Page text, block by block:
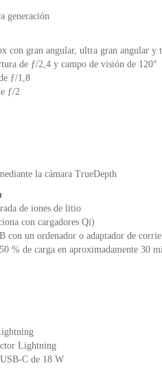
generación
con gran angular, ultra gran angular y
de ƒ/2,4 y campo de visión de 120°
ƒ/1,8
ƒ/2
la cámara TrueDepth
de iones de litio
con cargadores Qi)
con un ordenador o adaptador de
% de carga en aproximadamente 30
Lightning
de 18 W